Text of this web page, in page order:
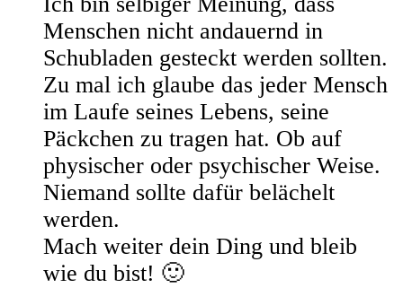
Menschen nicht andauernd in
Schubladen gesteckt werden sollten.
Zu mal ich glaube das jeder Mensch
im Laufe seines Lebens, seine
Päckchen zu tragen hat. Ob auf
physischer oder psychischer Weise.
Niemand sollte dafür belächelt
werden.
Mach weiter dein Ding und bleib
wie du bist! 🙂